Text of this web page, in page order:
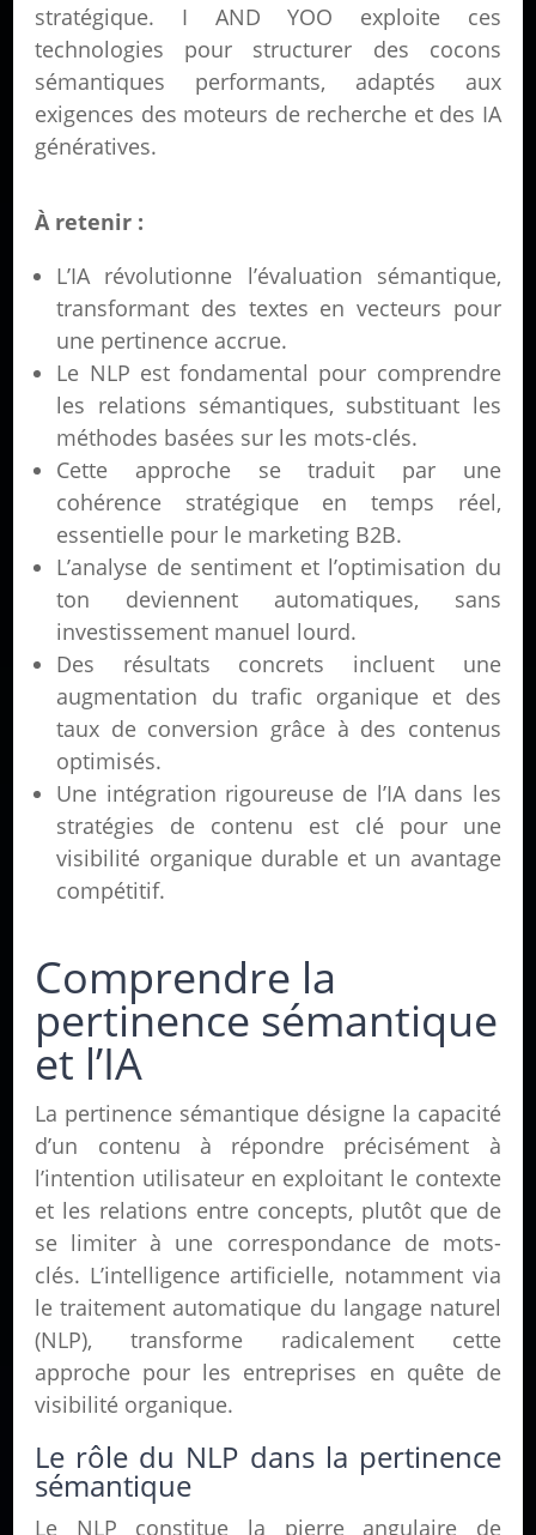
stratégique. I AND YOO exploite ces
technologies pour structurer des cocons
sémantiques performants, adaptés aux
exigences des moteurs de recherche et des IA
génératives.
À retenir :
L’IA révolutionne l’évaluation sémantique,
transformant des textes en vecteurs pour
une pertinence accrue.
Le NLP est fondamental pour comprendre
les relations sémantiques, substituant les
méthodes basées sur les mots-clés.
Cette approche se traduit par une
cohérence stratégique en temps réel,
essentielle pour le marketing B2B.
L’analyse de sentiment et l’optimisation du
ton deviennent automatiques, sans
investissement manuel lourd.
Des résultats concrets incluent une
augmentation du trafic organique et des
taux de conversion grâce à des contenus
optimisés.
Une intégration rigoureuse de l’IA dans les
stratégies de contenu est clé pour une
visibilité organique durable et un avantage
compétitif.
Comprendre la
pertinence sémantique
et l’IA
La pertinence sémantique désigne la capacité
d’un contenu à répondre précisément à
l’intention utilisateur en exploitant le contexte
et les relations entre concepts, plutôt que de
se limiter à une correspondance de mots-
clés. L’intelligence artificielle, notamment via
le traitement automatique du langage naturel
(NLP), transforme radicalement cette
approche pour les entreprises en quête de
visibilité organique.
Le rôle du NLP dans la pertinence
sémantique
Le NLP constitue la pierre angulaire de